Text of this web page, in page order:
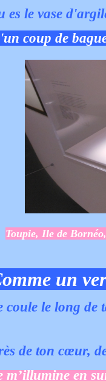
es le vase
coup de
Toupie, Ile de
un
coule le long de
de ton cœur,
m’illumine en